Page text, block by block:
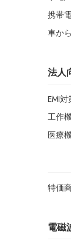
携帯
車か
法人
EMI
工作
医療
特価
電磁